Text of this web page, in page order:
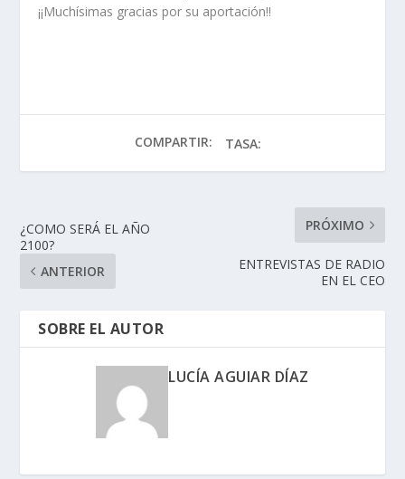
¡¡Muchísimas gracias por su aportación!!
COMPARTIR: TASA:
¿COMO SERÁ EL AÑO
2100?
ANTERIOR
PRÓXIMO
ENTREVISTAS DE RADIO
EN EL CEO
SOBRE EL AUTOR
LUCÍA AGUIAR DÍAZ